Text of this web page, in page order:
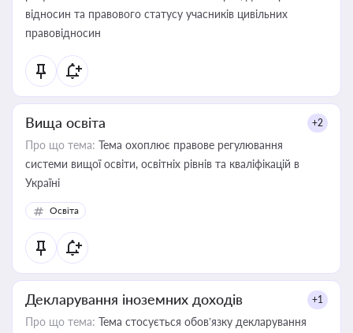
відносин та правового статусу учасників цивільних
правовідносин
Вища освіта +2
Про що тема: Тема охоплює правове регулювання
системи вищої освіти, освітніх рівнів та кваліфікацій в
Україні
Освіта
Декларування іноземних доходів +1
Про що тема: Тема стосується обов’язку декларування